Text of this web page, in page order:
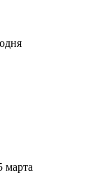
марта